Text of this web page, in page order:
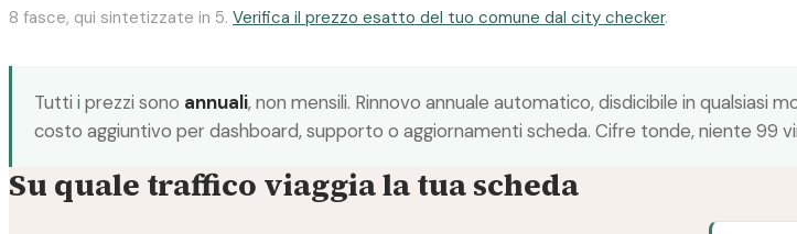
8 fasce, qui sintetizzate in 5. Verifica il prezzo esatto del tuo comune dal city checker.
Tutti i prezzi sono annuali, non mensili. Rinnovo annuale automatico, disdicibile in qualsiasi
costo aggiuntivo per dashboard, supporto o aggiornamenti scheda. Cifre tonde, niente 99
Su quale traffico viaggia la tua scheda